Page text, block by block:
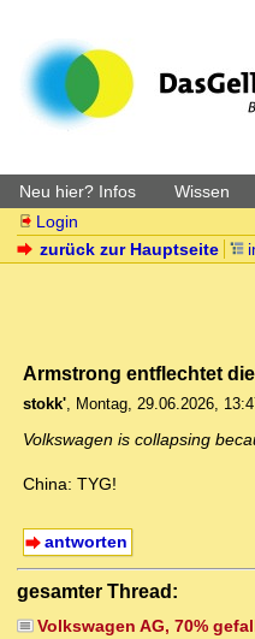
Neu hier? Infos Wissen
Login
zurück zur Hauptseite
Armstrong entflechtet
stokk', Montag, 29.06.2026,
Volkswagen is collapsing
China: TYG!
antworten
gesamter Thread:
Volkswagen AG, 70%